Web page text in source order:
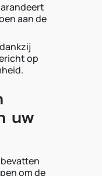
aan de
op
uw
bevatten
om de